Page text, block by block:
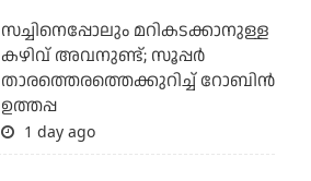
സച്ചിനെപ്പോലും മറികടക്കാനുള്ള
കഴിവ് അവനുണ്ട്; സൂപ്പര്‍
താരത്തെരത്തെക്കുറിച്ച് റോബിന്‍
ഉത്തപ്പ
1 day ago